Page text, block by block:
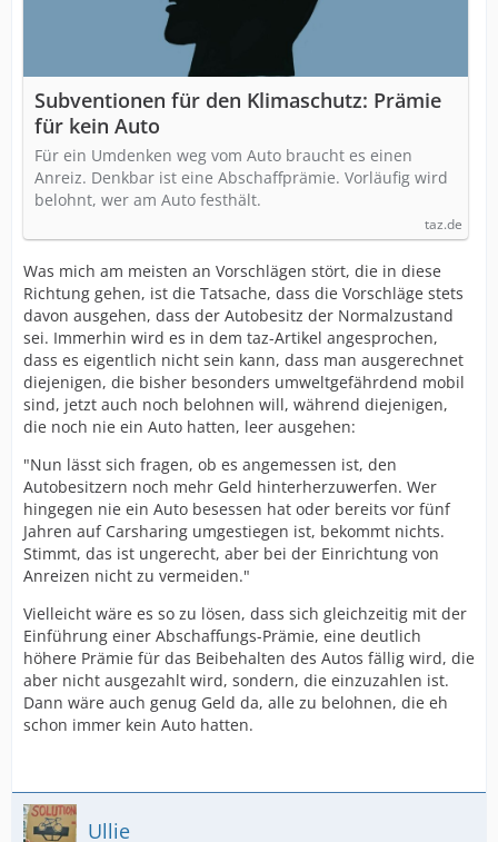
Subventionen für den Klimaschutz: Prämie
für kein Auto
Für ein Umdenken weg vom Auto braucht es einen
Anreiz. Denkbar ist eine Abschaffprämie. Vorläufig wird
belohnt, wer am Auto festhält.
taz.de
Was mich am meisten an Vorschlägen stört, die in diese
Richtung gehen, ist die Tatsache, dass die Vorschläge stets
davon ausgehen, dass der Autobesitz der Normalzustand
sei. Immerhin wird es in dem taz-Artikel angesprochen,
dass es eigentlich nicht sein kann, dass man ausgerechnet
diejenigen, die bisher besonders umweltgefährdend mobil
sind, jetzt auch noch belohnen will, während diejenigen,
die noch nie ein Auto hatten, leer ausgehen:
"Nun lässt sich fragen, ob es angemessen ist, den
Autobesitzern noch mehr Geld hinterherzuwerfen. Wer
hingegen nie ein Auto besessen hat oder bereits vor fünf
Jahren auf Carsharing umgestiegen ist, bekommt nichts.
Stimmt, das ist ungerecht, aber bei der Einrichtung von
Anreizen nicht zu vermeiden."
Vielleicht wäre es so zu lösen, dass sich gleichzeitig mit der
Einführung einer Abschaffungs-Prämie, eine deutlich
höhere Prämie für das Beibehalten des Autos fällig wird, die
aber nicht ausgezahlt wird, sondern, die einzuzahlen ist.
Dann wäre auch genug Geld da, alle zu belohnen, die eh
schon immer kein Auto hatten.
Ullie